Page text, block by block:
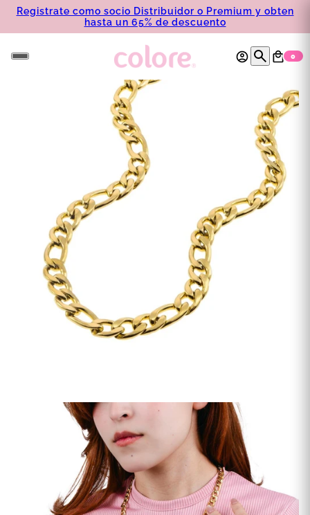
Registrate como socio Distribuidor o Premium y obten
hasta un 65% de descuento